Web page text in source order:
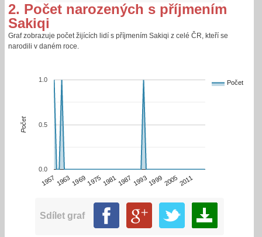
2. Počet narozených s příjmením
Sakiqi
Graf zobrazuje počet žijících lidí s příjmením Sakiqi z celé ČR, kteří se
narodili v daném roce.
Počet
1957 196319691975 19811987 1993199920052011
0.0
0.5
1.0
Počet
Sdílet graf